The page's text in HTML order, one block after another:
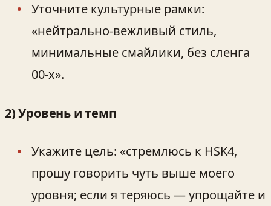
Уточните культурные рамки:
«нейтрально-вежливый стиль,
минимальные смайлики, без сленга
00-х».
2) Уровень и темп
Укажите цель: «стремлюсь к HSK4,
прошу говорить чуть выше моего
уровня; если я теряюсь — упрощайте и